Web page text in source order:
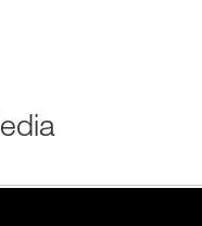
media